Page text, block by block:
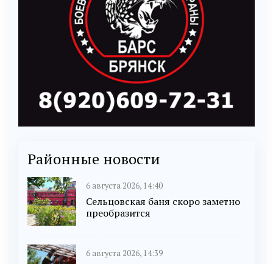
Районные новости
6 августа 2026, 14:40
Сельцовская баня скоро заметно
преобразится
6 августа 2026, 14:39